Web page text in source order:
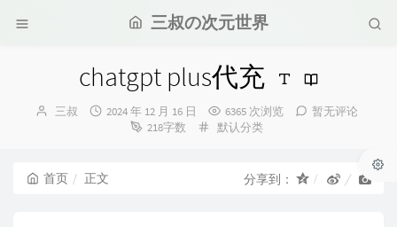
三叔の次元世界
chatgpt plus代充
博
三叔
发
2024 年 12 月 16 日 6365 次浏览
暂无评论
218字数
分
默认分类
首页 正文 分享到：